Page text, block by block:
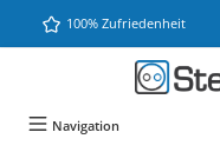
Zum Hauptinhalt springen
100% Zufriedenheit
Navigation